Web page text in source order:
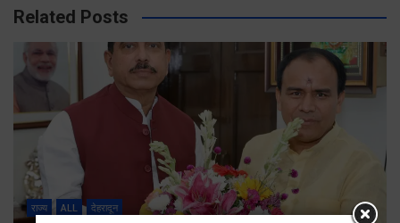
Related Posts
राज्य ALL देहरादून